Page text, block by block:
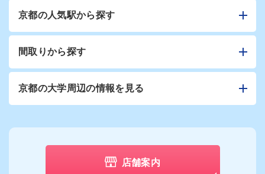
京都の人気駅から探す
間取りから探す
京都の大学周辺の情報を見る
店舗案内